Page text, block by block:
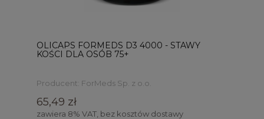
OLICAPS FORMEDS D3 4000 - STAWY
KOŚCI DLA OSÓB 75+
Producent: ForMeds Sp. z o.o.
65,49 zł
zawiera 8% VAT, bez kosztów dostawy